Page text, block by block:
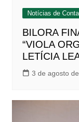
Notícias de
BILORA
“VIOLA
LETÍCIA
3 de agosto